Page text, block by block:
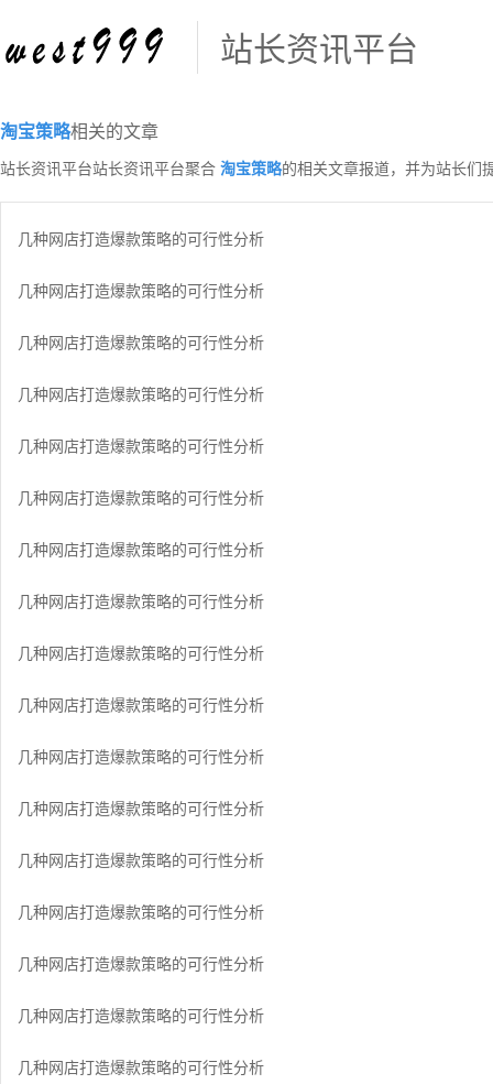
站长资讯平台
淘宝策略相关的文章
站长资讯平台站长资讯平台聚合 淘宝策略的相关文章报道，并为站长们
几种网店打造爆款策略的可行性分析
几种网店打造爆款策略的可行性分析
几种网店打造爆款策略的可行性分析
几种网店打造爆款策略的可行性分析
几种网店打造爆款策略的可行性分析
几种网店打造爆款策略的可行性分析
几种网店打造爆款策略的可行性分析
几种网店打造爆款策略的可行性分析
几种网店打造爆款策略的可行性分析
几种网店打造爆款策略的可行性分析
几种网店打造爆款策略的可行性分析
几种网店打造爆款策略的可行性分析
几种网店打造爆款策略的可行性分析
几种网店打造爆款策略的可行性分析
几种网店打造爆款策略的可行性分析
几种网店打造爆款策略的可行性分析
几种网店打造爆款策略的可行性分析